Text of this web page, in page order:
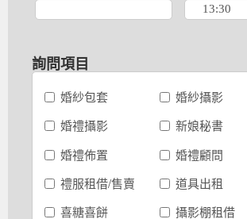
詢問項目
婚紗包套
婚紗攝影
婚禮攝影
新娘秘書
婚禮佈置
婚禮顧問
禮服租借/售賣
道具出租
喜糖喜餅
攝影棚租借